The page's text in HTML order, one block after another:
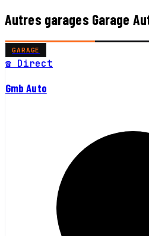
Autres garages Garage
GARAGE
☎ Direct
Gmb Auto